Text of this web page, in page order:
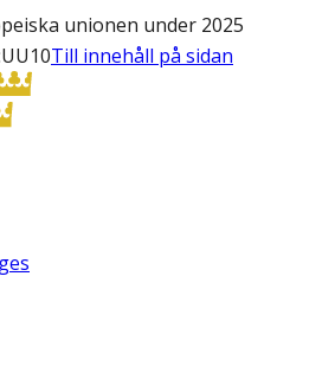
unionen under 2025
Till innehåll på sidan